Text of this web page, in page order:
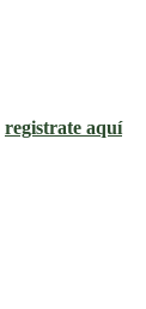
registrate aquí